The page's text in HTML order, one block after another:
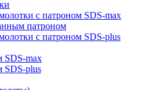
с патроном SDS-max
патроном
с патроном SDS-plus
SDS-max
SDS-plus